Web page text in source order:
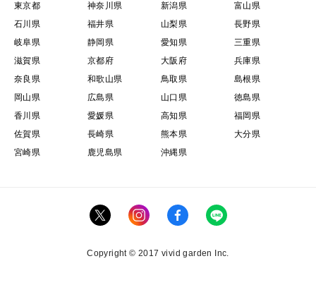
東京都
神奈川県 新潟県
富山県
石川県
福井県 山梨県
長野県
岐阜県
静岡県 愛知県
三重県
滋賀県
京都府 大阪府
兵庫県
奈良県
和歌山県 鳥取県
島根県
岡山県
広島県 山口県
徳島県
香川県
愛媛県 高知県
福岡県
佐賀県
長崎県 熊本県
大分県
宮崎県
鹿児島県 沖縄県
Copyright © 2017 vivid garden Inc.